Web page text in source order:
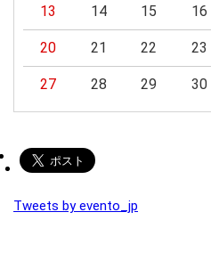
13 14 15 16
20 21 22 23
27 28 29 30
Tweets by evento_jp